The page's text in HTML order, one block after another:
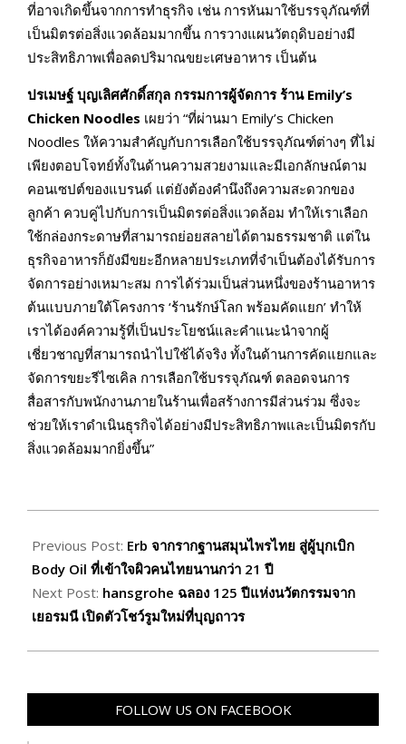
ที่อาจเกิดขึ้นจากการทำธุรกิจ เช่น การหันมาใช้บรรจุภัณฑ์ที่
เป็นมิตรต่อสิ่งแวดล้อมมากขึ้น การวางแผนวัตถุดิบอย่างมี
ประสิทธิภาพเพื่อลดปริมาณขยะเศษอาหาร เป็นต้น
ปรเมษฐ์ บุญเลิศศักดิ์สกุล กรรมการผู้จัดการ ร้าน Emily’s
Chicken Noodles เผยว่า “ที่ผ่านมา Emily’s Chicken
Noodles ให้ความสำคัญกับการเลือกใช้บรรจุภัณฑ์ต่างๆ ที่ไม่
เพียงตอบโจทย์ทั้งในด้านความสวยงามและมีเอกลักษณ์ตาม
คอนเซปต์ของแบรนด์ แต่ยังต้องคำนึงถึงความสะดวกของ
ลูกค้า ควบคู่ไปกับการเป็นมิตรต่อสิ่งแวดล้อม ทำให้เราเลือก
ใช้กล่องกระดาษที่สามารถย่อยสลายได้ตามธรรมชาติ แต่ใน
ธุรกิจอาหารก็ยังมีขยะอีกหลายประเภทที่จำเป็นต้องได้รับการ
จัดการอย่างเหมาะสม การได้ร่วมเป็นส่วนหนึ่งของร้านอาหาร
ต้นแบบภายใต้โครงการ ‘ร้านรักษ์โลก พร้อมคัดแยก’ ทำให้
เราได้องค์ความรู้ที่เป็นประโยชน์และคำแนะนำจากผู้
เชี่ยวชาญที่สามารถนำไปใช้ได้จริง ทั้งในด้านการคัดแยกและ
จัดการขยะรีไซเคิล การเลือกใช้บรรจุภัณฑ์ ตลอดจนการ
สื่อสารกับพนักงานภายในร้านเพื่อสร้างการมีส่วนร่วม ซึ่งจะ
ช่วยให้เราดำเนินธุรกิจได้อย่างมีประสิทธิภาพและเป็นมิตรกับ
สิ่งแวดล้อมมากยิ่งขึ้น”
06-
15
Previous Post: Erb จากรากฐานสมุนไพรไทย สู่ผู้บุกเบิก
Body Oil ที่เข้าใจผิวคนไทยนานกว่า 21 ปี
Next Post: hansgrohe ฉลอง 125 ปีแห่งนวัตกรรมจาก
เยอรมนี เปิดตัวโชว์รูมใหม่ที่บุญถาวร
FOLLOW US ON FACEBOOK